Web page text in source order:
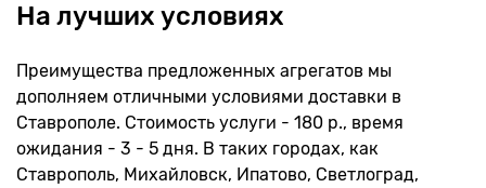
На лучших условиях
Преимущества предложенных агрегатов мы
дополняем отличными условиями доставки в
Ставрополе. Стоимость услуги - 180 р., время
ожидания - 3 - 5 дня. В таких городах, как
Ставрополь, Михайловск, Ипатово, Светлоград,